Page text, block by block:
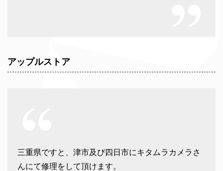
アップルストア
三重県ですと、津市及び四日市にキタムラカメラさ
んにて修理をして頂けます。